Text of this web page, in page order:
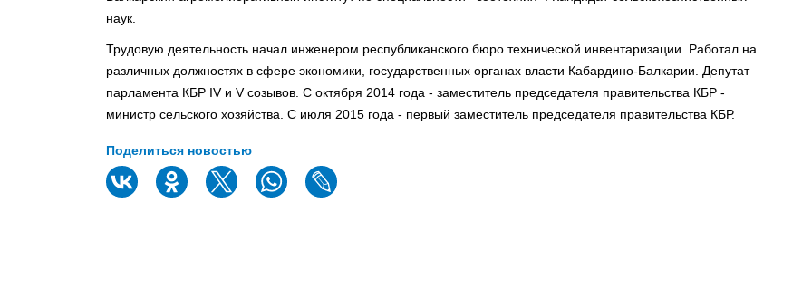
наук.
Трудовую деятельность начал инженером республиканского бюро технической инвентаризации. Работал на
различных должностях в сфере экономики, государственных органах власти Кабардино-Балкарии. Депутат
парламента КБР IV и V созывов. С октября 2014 года - заместитель председателя правительства КБР -
министр сельского хозяйства. С июля 2015 года - первый заместитель председателя правительства КБР.
Поделиться новостью